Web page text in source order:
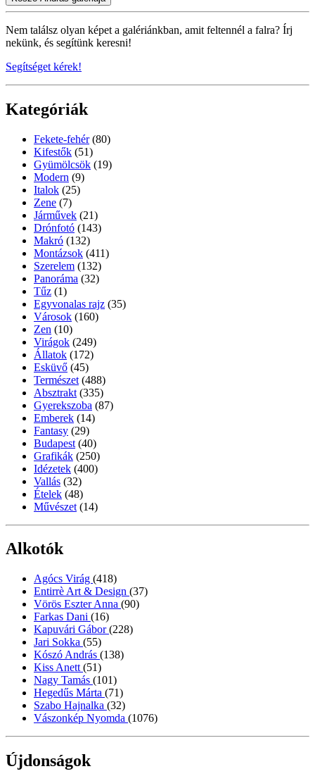
Nem találsz olyan képet a galériánkban, amit feltennél a falra? Írj
nekünk, és segítünk keresni!
Segítséget kérek!
Kategóriák
Fekete-fehér (80)
Kifestők (51)
Gyümölcsök (19)
Modern (9)
Italok (25)
Zene (7)
Járművek (21)
Drónfotó (143)
Makró (132)
Montázsok (411)
Szerelem (132)
Panoráma (32)
Tűz (1)
Egyvonalas rajz (35)
Városok (160)
Zen (10)
Virágok (249)
Állatok (172)
Esküvő (45)
Természet (488)
Absztrakt (335)
Gyerekszoba (87)
Emberek (14)
Fantasy (29)
Budapest (40)
Grafikák (250)
Idézetek (400)
Vallás (32)
Ételek (48)
Művészet (14)
Alkotók
Agócs Virág (418)
Entirrè Art & Design (37)
Vörös Eszter Anna (90)
Farkas Dani (16)
Kapuvári Gábor(228)
Jari Sokka (55)
Kószó András (138)
Kiss Anett (51)
Nagy Tamás (101)
Hegedűs Márta (71)
Szabo Hajnalka (32)
Vászonkép Nyomda (1076)
Újdonságok